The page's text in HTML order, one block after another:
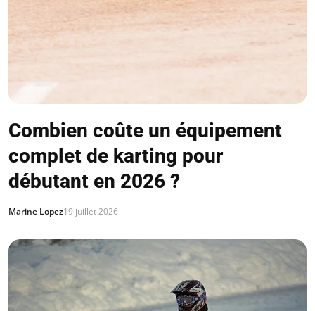
Combien coûte un équipement
complet de karting pour
débutant en 2026 ?
Marine Lopez19 juillet 2026